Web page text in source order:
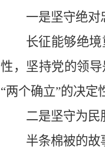
一是坚守绝对
长征能够绝
性，坚持党的领
“两个确立”的决定
二是坚守为民
半条棉被的故